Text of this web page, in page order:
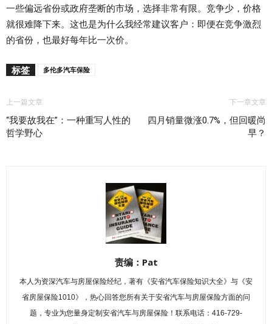
一些偏远省份或政府垄断的市场，选择非常有限。竞争少，价格
就很难降下来。这也是为什么我经常建议客户：即便在竞争激烈
的省份，也最好每年比一次价。
标签 多伦多汽车保险
上一篇文章
“我要故我在”：一种重写人性的
哲学野心
下一章文章
四月销量微涨0.7%，但回暖尚
早？
责编：Pat
本人为资深汽车与房屋保险经纪，著有《安省汽车保险知识大全》与《安
省房屋保险1010》，热心回答您所有关于安省汽车与房屋保险方面的问
题，专业为您量身定制安省汽车与房屋保险！联系电话：416-729-